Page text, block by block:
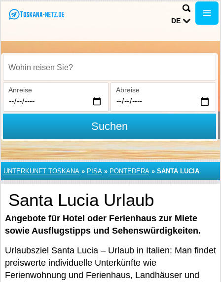
DE
Wohin reisen Sie?
Anreise Abreise
Suchen
UNTERKUNFT TOSKANA » PISA » PONTEDERA » SANTA LUCIA
Santa Lucia Urlaub
Angebote für Hotel oder Ferienhaus zur Miete
sowie Ausflugstipps und Sehenswürdigkeiten.
Urlaubsziel Santa Lucia – Urlaub in Italien: Man findet
preiswerte individuelle Unterkünfte wie
Ferienwohnung und Ferienhaus, Landhäuser und